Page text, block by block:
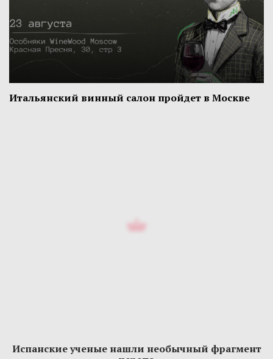
Итальянский винный салон пройдет в Москве
Испанские ученые нашли необычный фрагмент